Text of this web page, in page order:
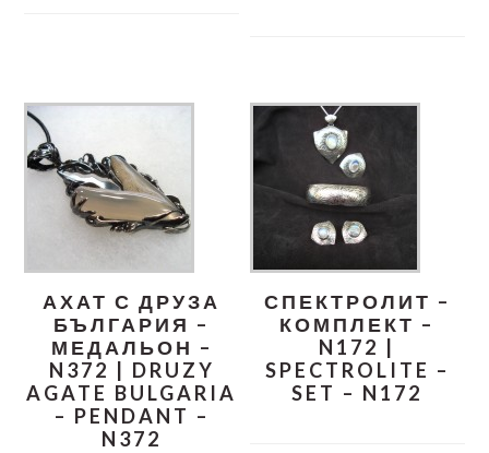
АХАТ С ДРУЗА
БЪЛГАРИЯ –
МЕДАЛЬОН –
N372 | DRUZY
AGATE BULGARIA
– PENDANT –
N372
СПЕКТРОЛИТ –
КОМПЛЕКТ –
N172 |
SPECTROLITE –
SET – N172